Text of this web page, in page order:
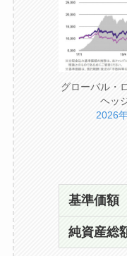
グローバル・
ヘッ
2026
基準価額
純資産総